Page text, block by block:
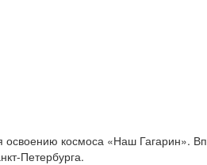
космоса «Наш Гагарин».
Петербурга.